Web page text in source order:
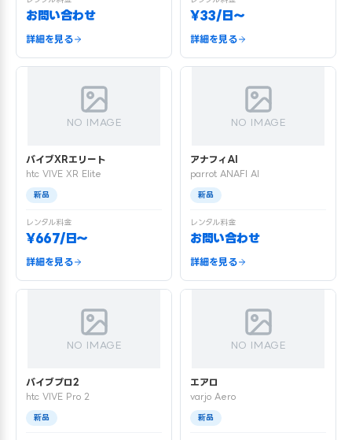
お問い合わせ
詳細を見る
¥33/日〜
詳細を見る
NO IMAGE
バイブXRエリート
htc VIVE XR Elite
新品
レンタル料金
¥667/日〜
詳細を見る
NO IMAGE
アナフィAI
parrot ANAFI AI
新品
レンタル料金
お問い合わせ
詳細を見る
NO IMAGE
バイブプロ2
htc VIVE Pro 2
新品
NO IMAGE
エアロ
varjo Aero
新品